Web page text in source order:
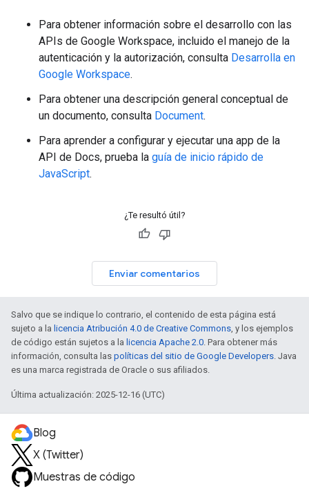
Para obtener información sobre el desarrollo con las
APIs de Google Workspace, incluido el manejo de la
autenticación y la autorización, consulta Desarrolla en
Google Workspace.
Para obtener una descripción general conceptual de
un documento, consulta Document.
Para aprender a configurar y ejecutar una app de la
API de Docs, prueba la guía de inicio rápido de
JavaScript.
¿Te resultó útil?
Enviar comentarios
Salvo que se indique lo contrario, el contenido de esta página está
sujeto a la licencia Atribución 4.0 de Creative Commons, y los ejemplos
de código están sujetos a la licencia Apache 2.0. Para obtener más
información, consulta las políticas del sitio de Google Developers. Java
es una marca registrada de Oracle o sus afiliados.
Última actualización: 2025-12-16 (UTC)
Blog
X (Twitter)
Muestras de código